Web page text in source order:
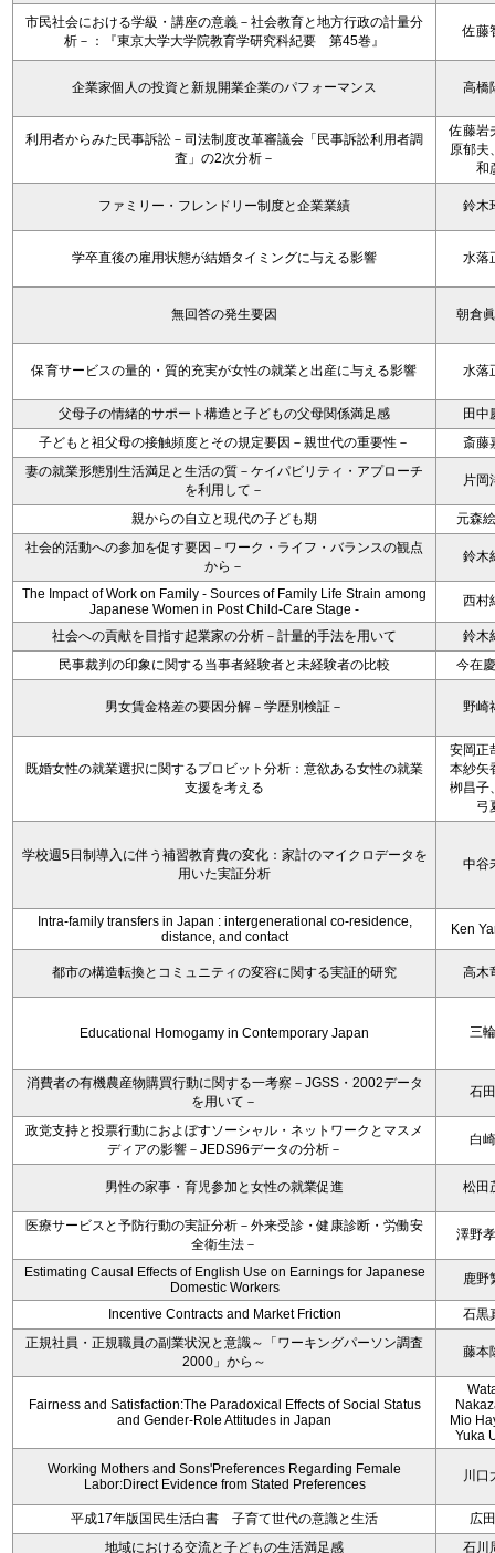
市民社会における学級・講座の意義－社会教育と地方行政の計量分
析－：『東京大学大学院教育学研究科紀要 第45巻』
佐藤
企業家個人の投資と新規開業企業のパフォーマンス 高橋
利用者からみた民事訴訟－司法制度改革審議会「民事訴訟利用者調
査」の2次分析－
佐藤岩
原郁夫
和
ファミリー・フレンドリー制度と企業業績 鈴木
学卒直後の雇用状態が結婚タイミングに与える影響 水落
無回答の発生要因 朝倉
保育サービスの量的・質的充実が女性の就業と出産に与える影響 水落
父母子の情緒的サポート構造と子どもの父母関係満足感
田中
子どもと祖父母の接触頻度とその規定要因－親世代の重要性－
斎藤
妻の就業形態別生活満足と生活の質－ケイパビリティ・アプローチ
を利用して－
片岡
親からの自立と現代の子ども期
元森
社会的活動への参加を促す要因－ワーク・ライフ・バランスの観点
から－
鈴木
The Impact of Work on Family - Sources of Family Life Strain among
Japanese Women in Post Child-Care Stage -
西村
社会への貢献を目指す起業家の分析－計量的手法を用いて
鈴木
民事裁判の印象に関する当事者経験者と未経験者の比較
今在
男女賃金格差の要因分解－学歴別検証－ 野崎
既婚女性の就業選択に関するプロビット分析：意欲ある女性の就業
支援を考える
安岡正
本紗矢
栁昌子
弓
学校週5日制導入に伴う補習教育費の変化：家計のマイクロデータを
用いた実証分析
中谷
Intra-family transfers in Japan : intergenerational co-residence,
distance, and contact
Ken
都市の構造転換とコミュニティの変容に関する実証的研究 高木
Educational Homogamy in Contemporary Japan 三
消費者の有機農産物購買行動に関する一考察－JGSS・2002データ
を用いて－
石
政党支持と投票行動におよぼすソーシャル・ネットワークとマスメ
ディアの影響－JEDS96データの分析－
白
男性の家事・育児参加と女性の就業促進 松田
医療サービスと予防行動の実証分析－外来受診・健康診断・労働安
全衛生法－
澤野
Estimating Causal Effects of English Use on Earnings for Japanese
Domestic Workers
鹿野
Incentive Contracts and Market Friction
石黒
正規社員・正規職員の副業状況と意識～「ワーキングパーソン調査
2000」から～
藤本
Fairness and Satisfaction:The Paradoxical Effects of Social Status
and Gender-Role Attitudes in Japan
Mio
Yuka
Working Mothers and Sons'Preferences Regarding Female
Labor:Direct Evidence from Stated Preferences
川口
平成17年版国民生活白書 子育て世代の意識と生活
広
地域における交流と子どもの生活満足感
石川